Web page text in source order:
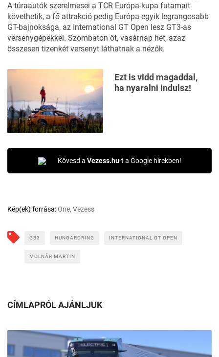
A túraautók szerelmesei a TCR Európa-kupa futamait
követhetik, a fő attrakció pedig Európa egyik legrangosabb
GT-bajnoksága, az International GT Open lesz GT3-as
versenygépekkel. Szombaton öt, vasárnap hét, azaz
összesen tizenkét versenyt láthatnak a nézők.
Ezt is vidd magaddal,
ha nyaralni indulsz!
Kövesd a Vezess.hu-t a Google hírekben!
Kép(ek) forrása:One, Vezess
GB3 HUNGARORING INTERNATIONAL GT OPEN
MOLNÁR MARTIN
CÍMLAPRÓL AJÁNLJUK